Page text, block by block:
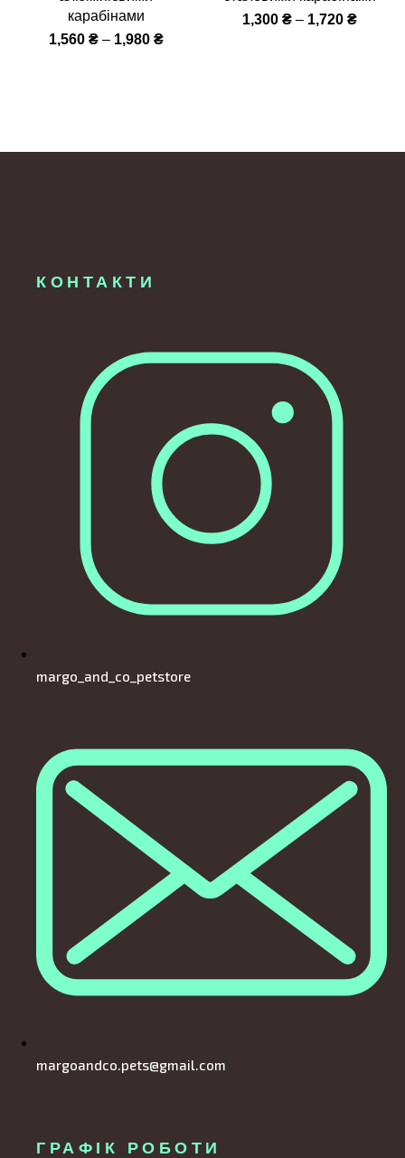
карабінами
1,560 ₴– 1,980 ₴
1,300 ₴– 1,720 ₴
КОНТАКТИ
margo_and_co_petstore
margoandco.pets@gmail.com
ГРАФІК РОБОТИ